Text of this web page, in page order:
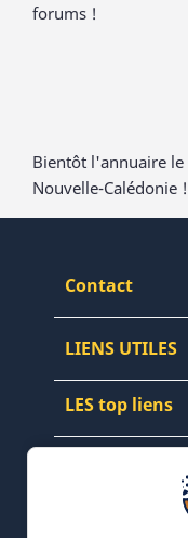
forums !
Bientôt l'annuaire
Nouvelle-Calédonie !
Contact
LIENS UTILES
LES top liens